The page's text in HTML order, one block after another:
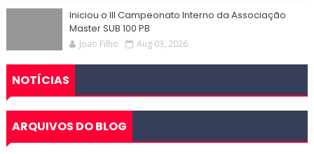
Iniciou o III Campeonato Interno da Associação
Master SUB 100 PB
Joao Filho Aug 03, 2026
NOTÍCIAS
ARQUIVOS DO BLOG